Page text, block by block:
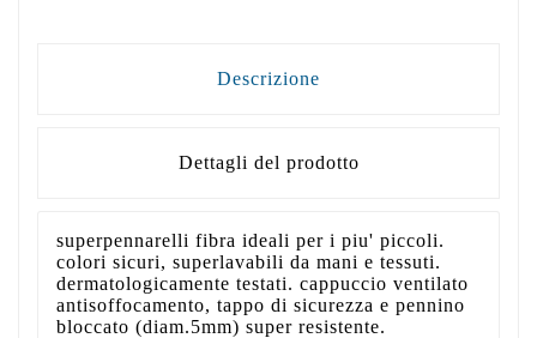
Descrizione
Dettagli del prodotto
superpennarelli fibra ideali per i piu' piccoli.
colori sicuri, superlavabili da mani e tessuti.
dermatologicamente testati. cappuccio ventilato
antisoffocamento, tappo di sicurezza e pennino
bloccato (diam.5mm) super resistente.